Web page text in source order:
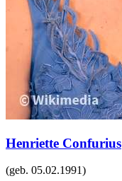
Henriette Confurius
(geb. 05.02.1991)